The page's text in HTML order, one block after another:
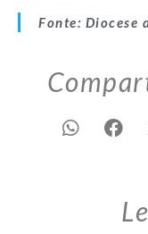
Fonte: Diocese